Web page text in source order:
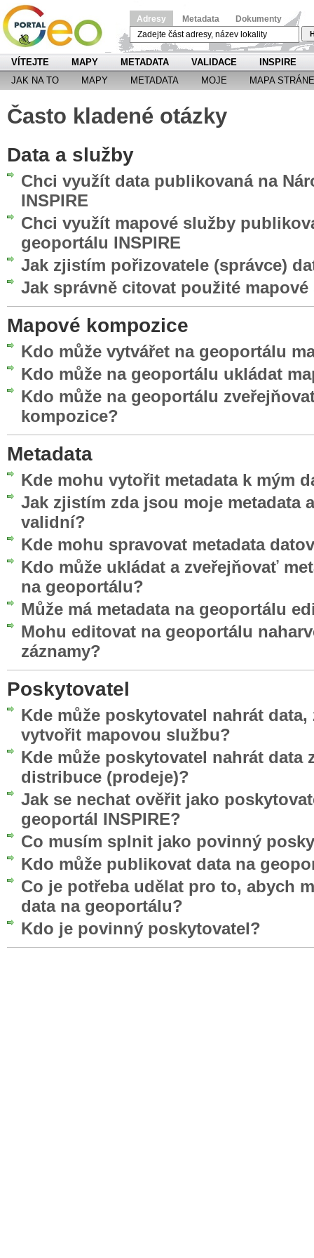
Adresy Metadata Dokumenty
VÍTEJTE MAPY METADATA VALIDACE
INSPIRE
JAK NA TO
MAPY METADATA MOJE MAPA
Často kladené otázky
Data a služby
Chci využít data publikovaná na
INSPIRE
Chci využít mapové služby
geoportálu INSPIRE
Jak zjistím pořizovatele (správce)
Jak správně citovat použité
Mapové kompozice
Kdo může vytvářet na geoportálu
Kdo může na geoportálu ukládat
Kdo může na geoportálu
kompozice?
Metadata
Kde mohu vytořit metadata k mým
Jak zjistím zda jsou moje metadata
validní?
Kde mohu spravovat metadata
Kdo může ukládat a zveřejňovať
na geoportálu?
Může má metadata na geoportálu
Mohu editovat na geoportálu
záznamy?
Poskytovatel
Kde může poskytovatel nahrát data,
vytvořit mapovou službu?
Kde může poskytovatel nahrát data
distribuce (prodeje)?
Jak se nechat ověřit jako
geoportál INSPIRE?
Co musím splnit jako povinný
Kdo může publikovat data na
Co je potřeba udělat pro to, abych
data na geoportálu?
Kdo je povinný poskytovatel?